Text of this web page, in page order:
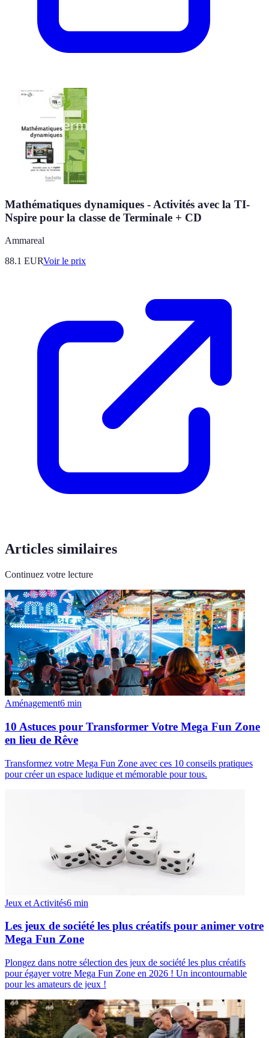
Mathématiques dynamiques - Activités avec la TI-
Nspire pour la classe de Terminale + CD
Ammareal
88.1 EURVoir le prix
Articles similaires
Continuez votre lecture
Aménagement6 min
10 Astuces pour Transformer Votre Mega Fun Zone
en lieu de Rêve
Transformez votre Mega Fun Zone avec ces 10 conseils pratiques
pour créer un espace ludique et mémorable pour tous.
Jeux et Activités6 min
Les jeux de société les plus créatifs pour animer votre
Mega Fun Zone
Plongez dans notre sélection des jeux de société les plus créatifs
pour égayer votre Mega Fun Zone en 2026 ! Un incontournable
pour les amateurs de jeux !